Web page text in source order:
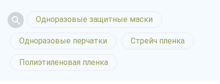
Одноразовые защитные маски
Одноразовые перчатки Стрейч пленка
Полиэтиленовая пленка